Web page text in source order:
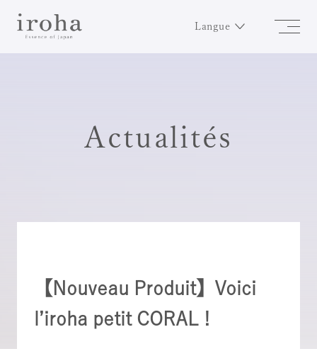
Langue
Actualités
【Nouveau Produit】Voici
l’iroha petit CORAL !